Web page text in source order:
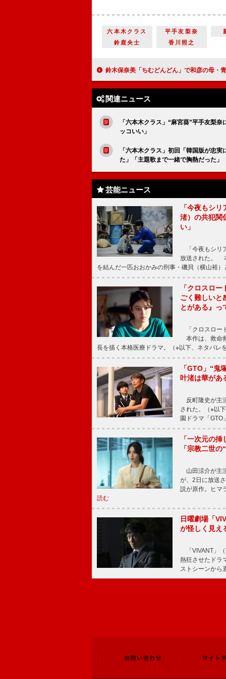
六本木クラス 平手友梨奈
鈴鹿央士
香川照之
鈴木保奈美「ちむどんどん」で和彦の母・青柳重子役 「重子は暢子の最
関連ニュース
「六本木クラス」“麻宮葵”平手友梨
ッコいい」
「六本木クラス」初回「韓国版が忠
た」「主題歌まで一緒で胸熱だった」
芸能ニュース
「今夜もシ
渚）の共犯関
い」
「今夜もシリ
放送された。
を結んだ一匹おおかみの刑事・磯貝（横山裕
「クロスロ
ごく難しいと
とがある』っ
「クロスロー
本作は、救命
長を描く本格医療ドラマ。（※以下、ネタバ
「GTO」“鬼
叶渚は華があ
反町隆史が主
された。（※以
園ドラマ「
「一次元の
「宗教二世
山田涼介が主
が、2日に放送
説が原作。ヒマ
読む
日曜劇場「
が怪しく見え
「VIVANT」
熱狂させたドラ
ストシーンから